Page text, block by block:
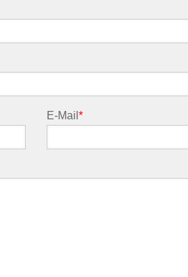
E-Mail*